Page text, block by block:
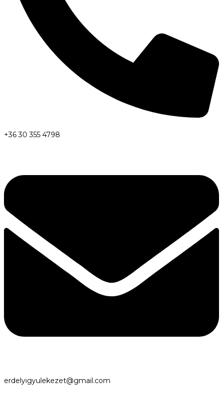
+36 30 355 4798
erdelyigyulekezet@gmail.com